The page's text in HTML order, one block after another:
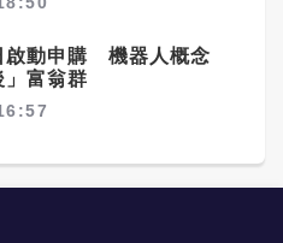
啟動申購 機器人概念
」富翁群